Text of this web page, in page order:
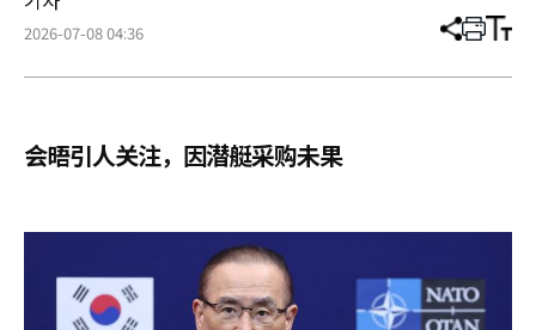
2026-07-08 04:36 分
章
打 调
小
会晤引人关注，因潜艇采购未果